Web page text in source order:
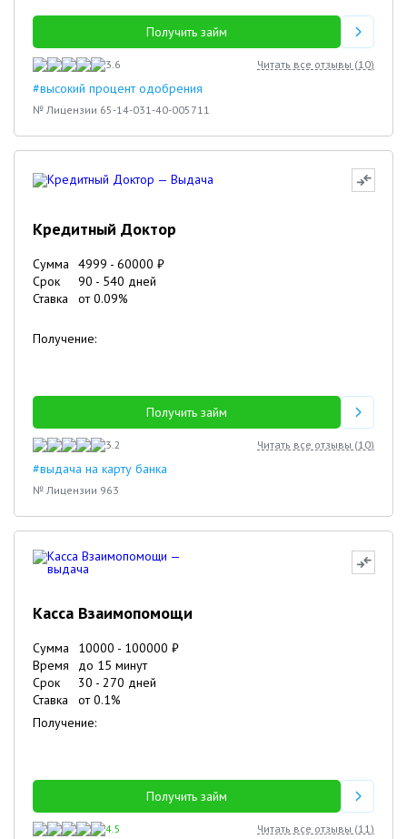
Получить займ
3.6 Читать все отзывы (10)
#высокий процент одобрения
№ Лицензии 65-14-031-40-005711
Кредитный Доктор
Сумма 4999 - 60000 ₽
Срок
90 - 540 дней
Ставка
от0.09%
Получение:
Получить займ
3.2 Читать все отзывы (10)
#выдача на карту банка
№ Лицензии 963
Касса Взаимопомощи
Сумма 10000 - 100000 ₽
Время
до 15 минут
Срок
30 - 270 дней
Ставка
от0.1%
Получение:
Получить займ
4.5 Читать все отзывы (11)